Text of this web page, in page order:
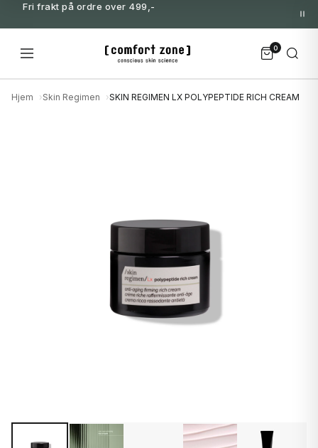
Fri frakt på ordre over 499,-
0
Hjem Skin Regimen SKIN REGIMEN LX POLYPEPTIDE RICH CREAM